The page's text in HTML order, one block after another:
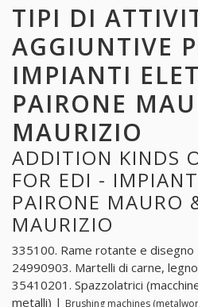
TIPI DI
AGGIUNTIVE
IMPIANTI
PAIRONE
MAURIZIO
ADDITION KINDS
FOR EDI -
PAIRONE MAURO
MAURIZIO
335100. Rame rotante e disegno
24990903. Martelli di carne,
35410201. Spazzolatrici
metalli) | Brushing machines